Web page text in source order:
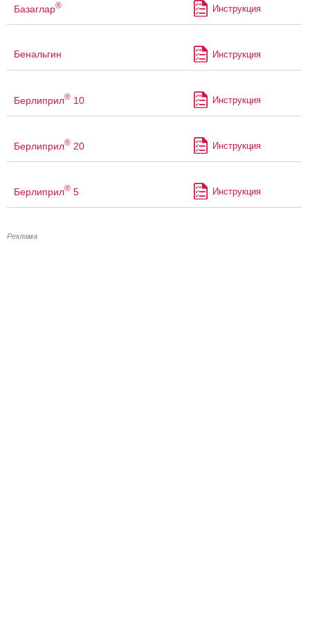
Базаглар® Инструкция
Бенальгин Инструкция
Берлиприл® 10 Инструкция
Берлиприл® 20 Инструкция
Берлиприл® 5 Инструкция
Реклама